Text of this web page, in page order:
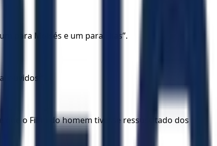
para Moisés e um para Elias”.
que o Filho do homem tivesse ressuscitado dos